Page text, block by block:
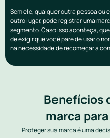
Sem ele, qualquer outra pessoa ou
outro lugar, pode registrar uma
segmento. Caso isso aconteça,
de exigir que você pare de usar o
na necessidade de recomeçar a
Benefícios
marca
Proteger sua marca é uma